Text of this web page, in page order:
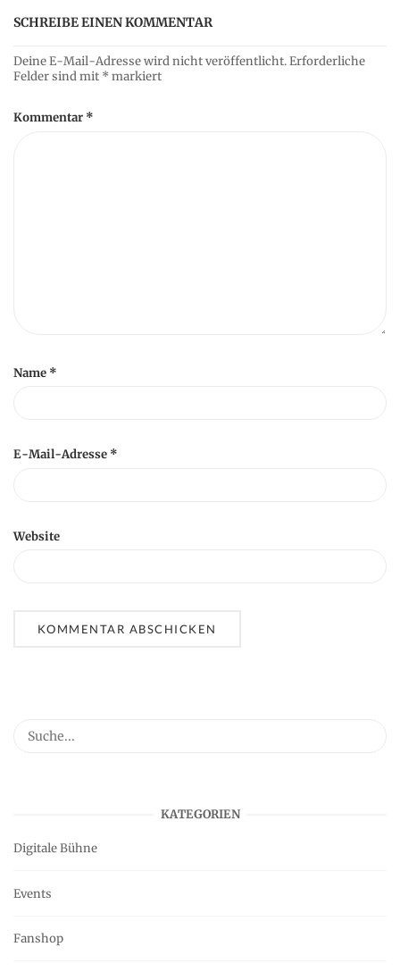
i
o
n
SCHREIBE EINEN KOMMENTAR
Deine E-Mail-Adresse wird nicht veröffentlicht.Erforderliche
Felder sind mit * markiert
Kommentar *
Name *
E-Mail-Adresse *
Website
KATEGORIEN
Digitale Bühne
Events
Fanshop